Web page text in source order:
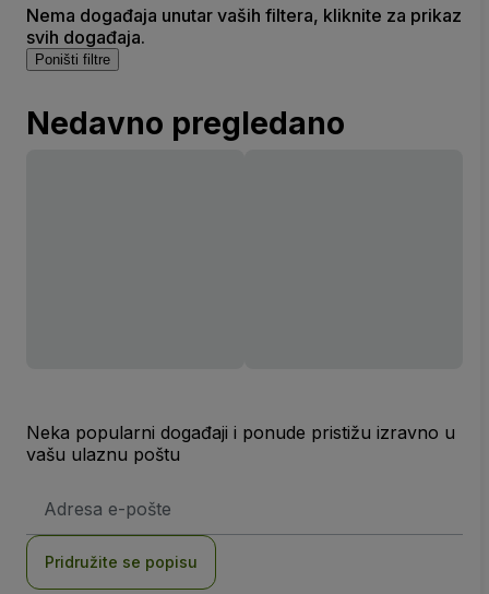
Nema događaja unutar vaših filtera, kliknite za prikaz
svih događaja.
Poništi filtre
Nedavno pregledano
Neka popularni događaji i ponude pristižu izravno u
vašu ulaznu poštu
mail
Pridružite se popisu